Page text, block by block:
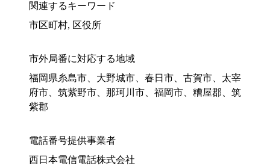
関連するキーワード
市区町村, 区役所
市外局番に対応する地域
福岡県糸島市、大野城市、春日市、古賀市、太宰
府市、筑紫野市、那珂川市、福岡市、糟屋郡、筑
紫郡
電話番号提供事業者
西日本電信電話株式会社